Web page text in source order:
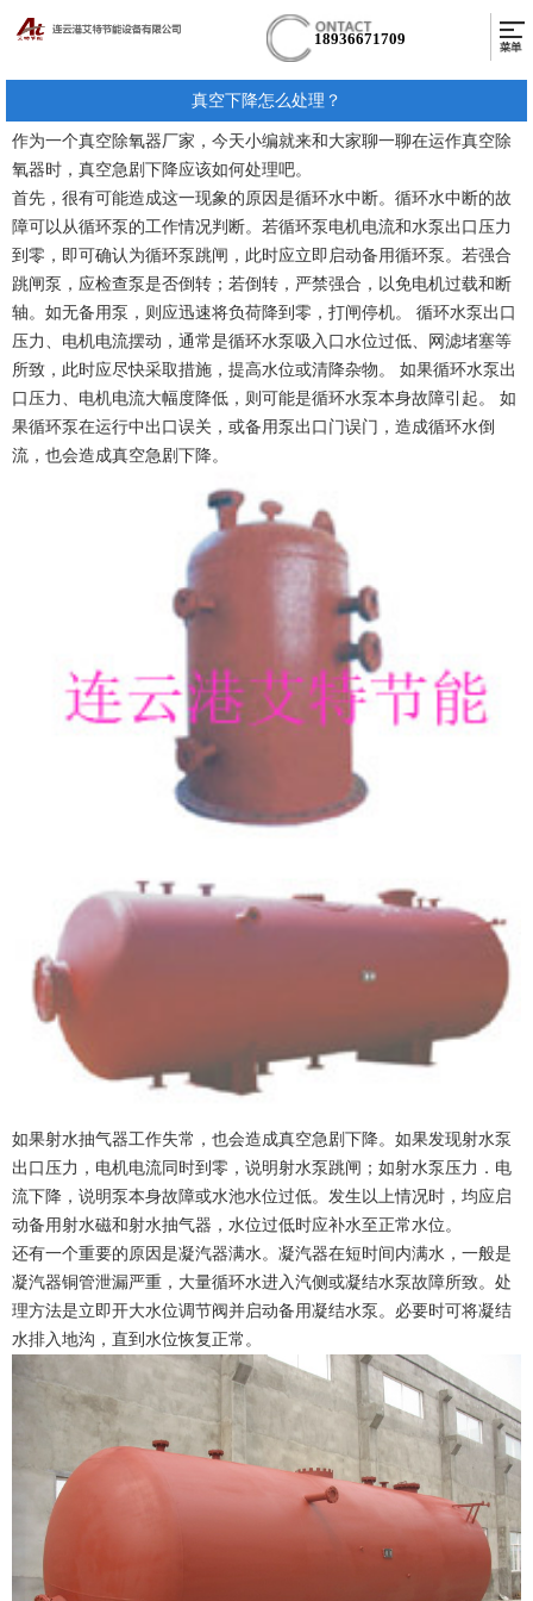
18936671709
真空下降怎么处理？
作为一个真空除氧器厂家，今天小编就来和大家聊一聊在运作真空除
氧器时，真空急剧下降应该如何处理吧。
首先，很有可能造成这一现象的原因是循环水中断。循环水中断的故
障可以从循环泵的工作情况判断。若循环泵电机电流和水泵出口压力
到零，即可确认为循环泵跳闸，此时应立即启动备用循环泵。若强合
跳闸泵，应检查泵是否倒转；若倒转，严禁强合，以免电机过载和断
轴。如无备用泵，则应迅速将负荷降到零，打闸停机。 循环水泵出口
压力、电机电流摆动，通常是循环水泵吸入口水位过低、网滤堵塞等
所致，此时应尽快采取措施，提高水位或清降杂物。 如果循环水泵出
口压力、电机电流大幅度降低，则可能是循环水泵本身故障引起。 如
果循环泵在运行中出口误关，或备用泵出口门误门，造成循环水倒
流，也会造成真空急剧下降。
如果射水抽气器工作失常，也会造成真空急剧下降。如果发现射水泵
出口压力，电机电流同时到零，说明射水泵跳闸；如射水泵压力．电
流下降，说明泵本身故障或水池水位过低。发生以上情况时，均应启
动备用射水磁和射水抽气器，水位过低时应补水至正常水位。
还有一个重要的原因是凝汽器满水。凝汽器在短时间内满水，一般是
凝汽器铜管泄漏严重，大量循环水进入汽侧或凝结水泵故障所致。处
理方法是立即开大水位调节阀并启动备用凝结水泵。必要时可将凝结
水排入地沟，直到水位恢复正常。